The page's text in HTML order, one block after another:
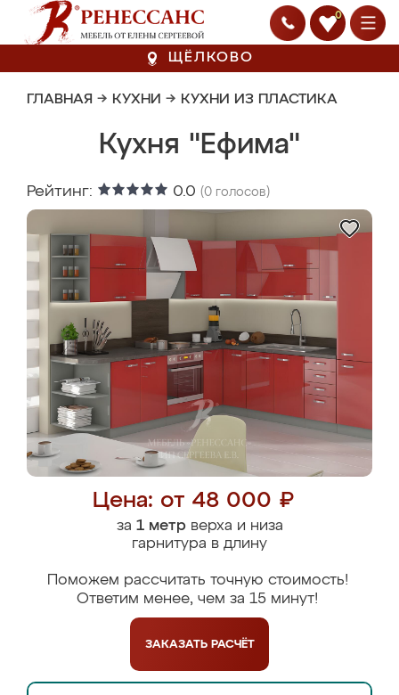
0
ЩЁЛКОВО
ГЛАВНАЯ → КУХНИ → КУХНИ ИЗ ПЛАСТИКА
Кухня "Ефима"
Рейтинг: 0.0 (0 голосов)
Цена: от 48 000 ₽
за 1 метрверха и низа
гарнитура в длину
Поможем рассчитать точную стоимость!
Ответим менее, чем за 15 минут!
ЗАКАЗАТЬ РАСЧЁТ